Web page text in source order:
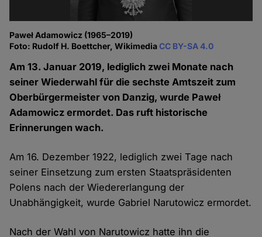
Paweł Adamowicz (1965–2019)
Foto: Rudolf H. Boettcher, WikimediaCC BY-SA 4.0
Am 13. Januar 2019, lediglich zwei Monate nach
seiner Wiederwahl für die sechste Amtszeit zum
Oberbürgermeister von Danzig, wurde Paweł
Adamowicz ermordet. Das ruft historische
Erinnerungen wach.
Am 16. Dezember 1922, lediglich zwei Tage nach
seiner Einsetzung zum ersten Staatspräsidenten
Polens nach der Wiedererlangung der
Unabhängigkeit, wurde Gabriel Narutowicz ermordet.
Nach der Wahl von Narutowicz hatte ihn die